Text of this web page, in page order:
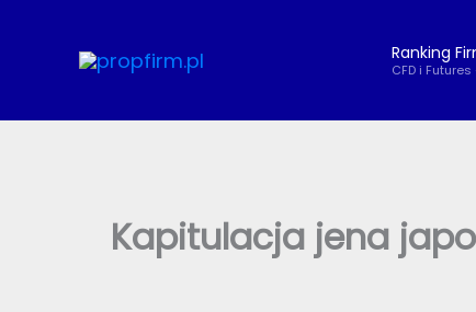
Ranking
CFD i
Kapitulacja jena